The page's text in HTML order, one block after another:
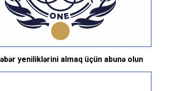
yeniliklərini almaq üçün abunə olun